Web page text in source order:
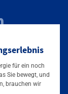
für ein noch
Sie bewegt, und
brauchen wir